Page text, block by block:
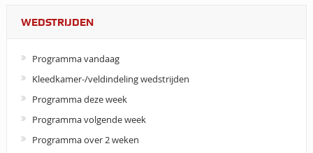
WEDSTRIJDEN
Programma vandaag
Kleedkamer-/veldindeling wedstrijden
Programma deze week
Programma volgende week
Programma over 2 weken